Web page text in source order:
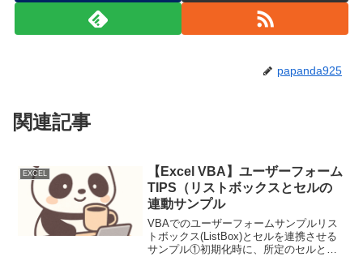
papanda925
関連記事
EXCEL
【Excel VBA】ユーザーフォーム
TIPS（リストボックスとセルの
連動サンプル
VBAでのユーザーフォームサンプルリス
トボックス(ListBox)とセルを連携させる
サンプル①初期化時に、所定のセルと、